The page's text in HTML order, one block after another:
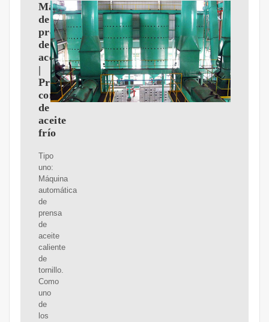
Máquina
de
prensa
de
aceite
|
Prensa
comercial
de
aceite
frío
Tipo
uno:
Máquina
automática
de
prensa
de
aceite
caliente
de
tornillo.
Como
uno
de
los